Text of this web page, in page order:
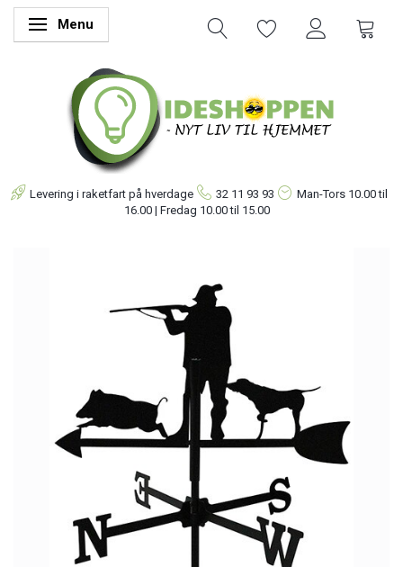
Skifte navigation
Menu
Levering i raketfart på hverdage 32 11 93 93 Man-Tors 10.00 til
16.00 | Fredag 10.00 til 15.00